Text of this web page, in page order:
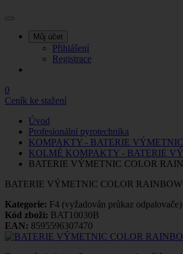
Můj účet
Přihlášení
Registrace
0
Ceník ke stažení
Úvod
Profesionální pyrotechnika
KOMPAKTY - BATERIE
KOLMÉ KOMPAKTY - BATERIE
BATERIE VÝMETNIC COLOR
BATERIE VÝMETNIC COLOR RAINBOW
Kategorie: F4 (vyžadován průkaz odpalovače)
Kód zboží: BAT10030B
EAN: 8595596307470